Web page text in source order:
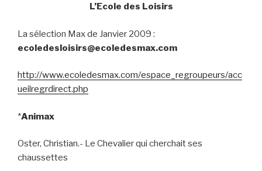
L’Ecole des Loisirs
La sélection Max de Janvier 2009 :
ecoledesloisirs@ecoledesmax.com
http://www.ecoledesmax.com/espace_regroupeurs/acc
ueilregrdirect.php
*Animax
Oster, Christian.- Le Chevalier qui cherchait ses
chaussettes